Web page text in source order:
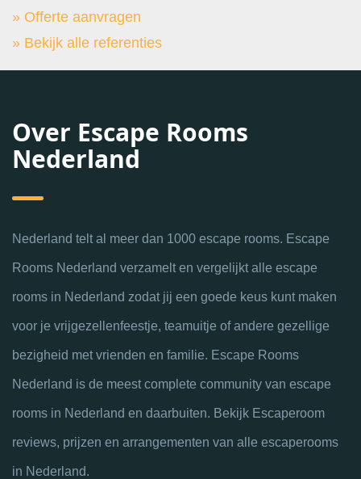
» Offerte aanvragen
» Bekijk alle referenties
Over Escape Rooms
Nederland
Nederland telt al meer dan 1000 escape rooms. Escape
Rooms Nederland verzamelt en vergelijkt alle escape
rooms in Nederland zodat jij een goede keus kunt maken
voor je vrijgezellenfeestje, teamuitje of andere gezellige
bezigheid met vrienden en familie. Escape Rooms
Nederland is de meest complete community van escape
rooms in Nederland en daarbuiten. Bekijk Escaperoom
reviews, prijzen en arrangementen van alle escaperooms
in Nederland.